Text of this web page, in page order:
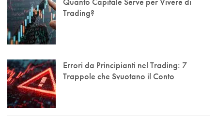
Trading?
Errori da Principianti nel Trading: 7
Trappole che Svuotano il Conto